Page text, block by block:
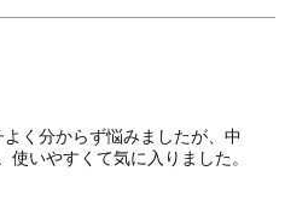
く分からず悩みましたが、中
いやすくて気に入りました。